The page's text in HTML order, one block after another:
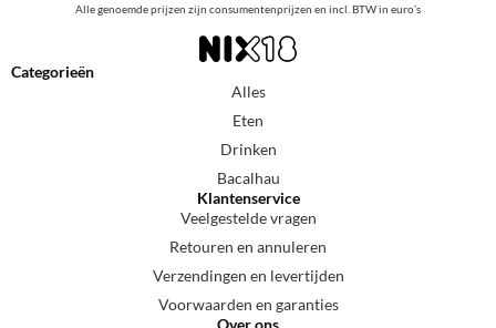
Alle genoemde prijzen zijn consumentenprijzen en incl. BTW in euro’s
Categorieën
Alles
Eten
Drinken
Bacalhau
Klantenservice
Veelgestelde vragen
Retouren en annuleren
Verzendingen en levertijden
Voorwaarden en garanties
Over ons